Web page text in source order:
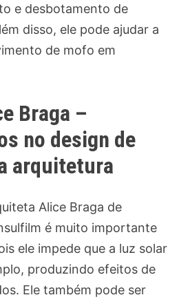
e desbotamento de
disso, ele pode ajudar a
de mofo em
Braga –
no design de
arquitetura
Alice Braga de
é muito importante
ele impede que a luz solar
produzindo efeitos de
Ele também pode ser